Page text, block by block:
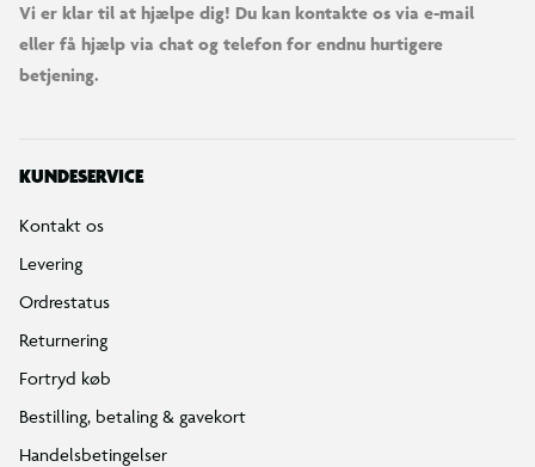
Vi er klar til at hjælpe dig! Du kan kontakte os via e-mail
eller få hjælp via chat og telefon for endnu hurtigere
betjening.
KUNDESERVICE
Kontakt os
Levering
Ordrestatus
Returnering
Fortryd køb
Bestilling, betaling & gavekort
Handelsbetingelser